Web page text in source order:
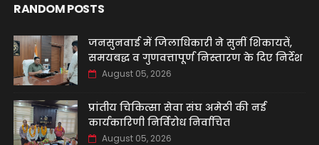
RANDOM POSTS
जनसुनवाई में जिलाधिकारी ने सुनीं शिकायतें,
समयबद्ध व गुणवत्तापूर्ण निस्तारण के दिए निर्देश
August 05, 2026
प्रांतीय चिकित्सा सेवा संघ अमेठी की नई
कार्यकारिणी निर्विरोध निर्वाचित
August 05, 2026